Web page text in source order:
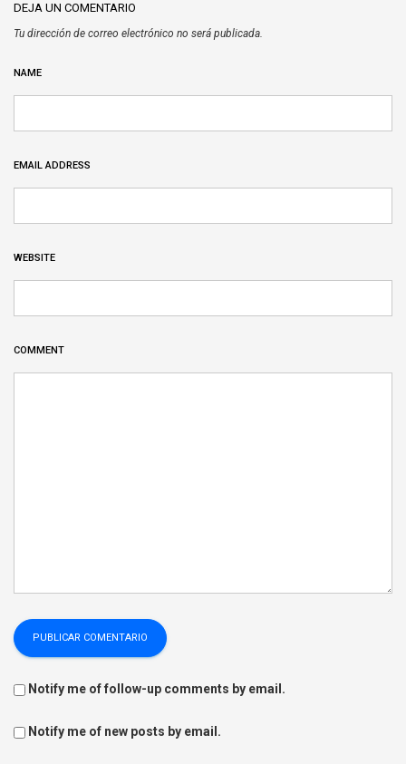
DEJA UN COMENTARIO
Tu dirección de correo electrónico no será publicada.
NAME
EMAIL ADDRESS
WEBSITE
COMMENT
Notify me of follow-up comments by email.
Notify me of new posts by email.